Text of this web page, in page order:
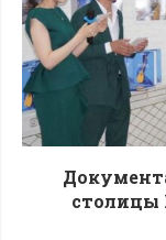
столицы